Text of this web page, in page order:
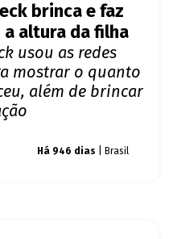
brinca e faz
a altura da filha
usou as redes
mostrar o quanto
além de brincar
Há 946 dias | Brasil